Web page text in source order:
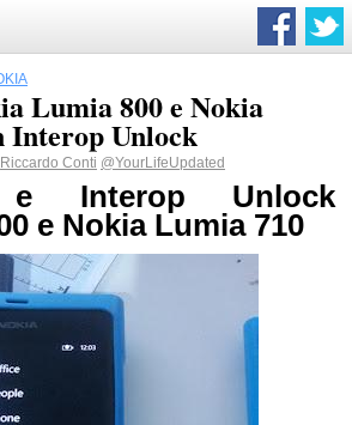
Lumia 800 e Nokia
Interop Unlock
Riccardo Conti @YourLifeUpdated
e Interop Unlock
e NokiaLumia 710